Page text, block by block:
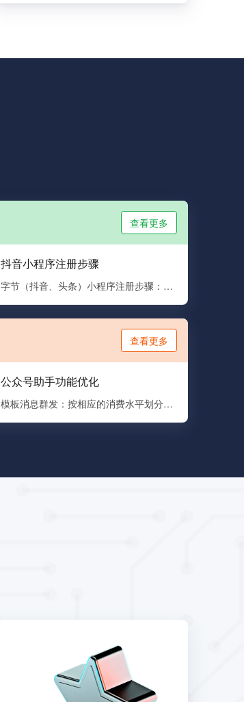
查看更多
抖音小程序注册步骤
字节（抖音、头条）小程序注册步骤：第一步：在字节跳动官网（https://microapp.bytedance.com/）点击右上角“快捷登陆”进行注册 第二步：注册号成功后，点击【进入开发者平台】，系统会自动提示进行小程序申请。点...
查看更多
公众号助手功能优化
模板消息群发：按相应的消费水平划分对不同的粉丝，发送模板推送消息，避免收到重复消息高级群发：给不同粉丝推送不同的消息，精准触达渠道二维码：扫码次数统计，数据导出，多种个性回复自动打标签：对过去已关注的...